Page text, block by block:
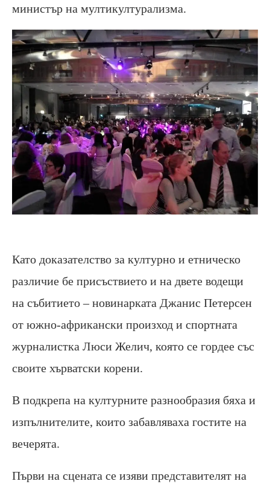
министър на мултикултурализма.
Като доказателство за културно и етническо
различие бе присъствието и на двете водещи
на събитието – новинарката Джанис Петерсен
от южно-африкански произход и спортната
журналистка Люси Желич, която се гордее със
своите хърватски корени.
В подкрепа на културните разнообразия бяха и
изпълнителите, които забавляваха гостите на
вечерята.
Първи на сцената се изяви представителят на